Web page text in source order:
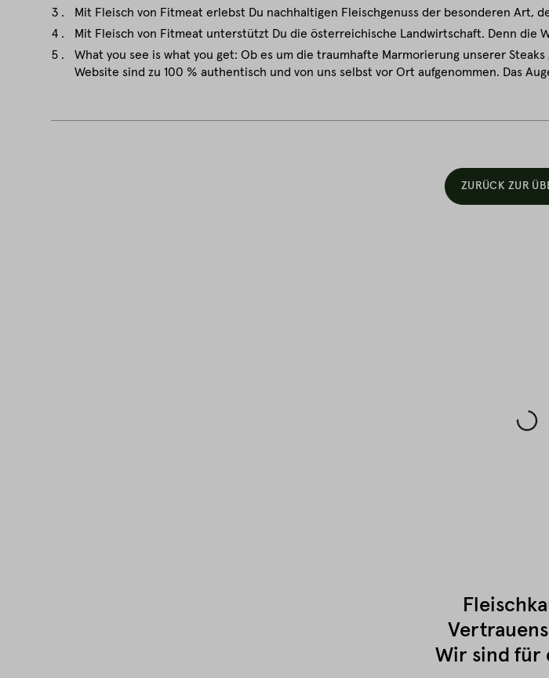
Mit Fleisch von Fitmeat erlebst Du nachhaltigen Fleischgenuss der besonderen Art,
Mit Fleisch von Fitmeat unterstützt Du die österreichische Landwirtschaft. Denn
What you see is what you get: Ob es um die traumhafte Marmorierung unserer
Website sind zu 100 % authentisch und von uns selbst vor Ort aufgenommen. Das
ZURÜCK ZUR
Wir sind für